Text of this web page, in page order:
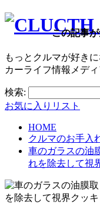
もっとクルマが好き
カーライフ情報メデ
検索:
お気に入りリスト
HOME
クルマのお手入
車のガラスの油
れを除去して視
この記事